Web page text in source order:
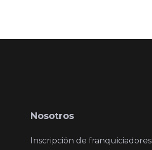
Nosotros
Inscripción de franquiciadores